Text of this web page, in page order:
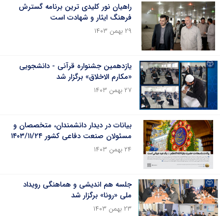
راهیان نور کلیدی ترین برنامه گسترش
فرهنگ ایثار و شهادت است
۲۹ بهمن ۱۴۰۳
یازدهمین جشنواره قرآنی - دانشجویی
«مکارم الاخلاق» برگزار شد
۲۷ بهمن ۱۴۰۳
بیانات در دیدار دانشمندان، متخصصان و
مسئولان صنعت دفاعی کشور ۱۴۰۳/۱۱/۲۴
۲۴ بهمن ۱۴۰۳
جلسه هم اندیشی و هماهنگی رویداد
ملی «رونا» برگزار شد
۲۳ بهمن ۱۴۰۳